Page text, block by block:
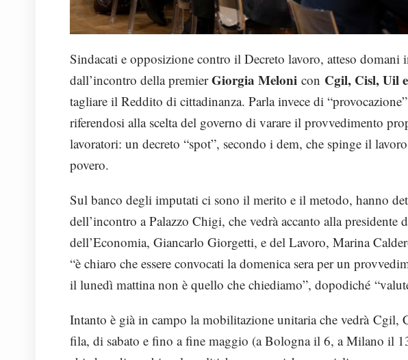
Sindacati e opposizione contro il Decreto lavoro, atteso domani
dall’incontro della premierGiorgia Meloni con Cgil, Cisl, Uil
tagliare il Reddito di cittadinanza. Parla invece di
riferendosi alla scelta del governo di varare il provvedimento
lavoratori: un decreto “spot”, secondo i dem, che spinge il
povero.
Sul banco degli imputati ci sono il merito e il metodo, hanno
dell’incontro a Palazzo Chigi, che vedrà accanto alla
dell’Economia, Giancarlo Giorgetti, e del Lavoro, Marina
“è chiaro che essere convocati la domenica sera per un
il lunedì mattina non è quello che chiediamo”, dopodiché
Intanto è già in campo la mobilitazione unitaria che vedrà Cgil,
fila, di sabato e fino a fine maggio (a Bologna il 6, a Milano il